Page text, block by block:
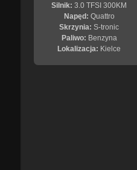
Silnik: 3.0 TFSI 300KM
Napęd: Quattro
Skrzynia: S-tronic
Paliwo: Benzyna
Lokalizacja: Kielce